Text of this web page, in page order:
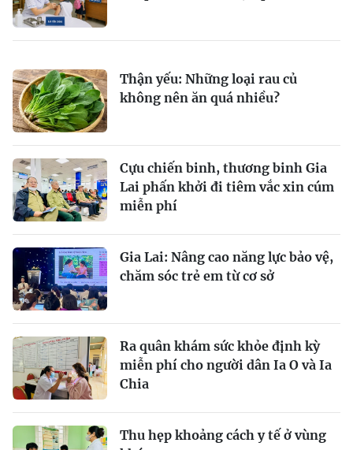
Thận yếu: Những loại rau củ
không nên ăn quá nhiều?
Cựu chiến binh, thương binh Gia
Lai phấn khởi đi tiêm vắc xin cúm
miễn phí
Gia Lai: Nâng cao năng lực bảo vệ,
chăm sóc trẻ em từ cơ sở
Ra quân khám sức khỏe định kỳ
miễn phí cho người dân Ia O và Ia
Chia
Thu hẹp khoảng cách y tế ở vùng